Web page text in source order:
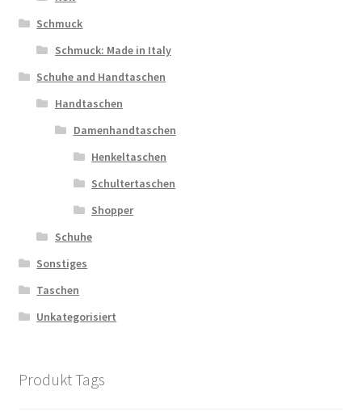
Schmuck
Schmuck: Made in Italy
Schuhe and Handtaschen
Handtaschen
Damenhandtaschen
Henkeltaschen
Schultertaschen
Shopper
Schuhe
Sonstiges
Taschen
Unkategorisiert
Produkt Tags